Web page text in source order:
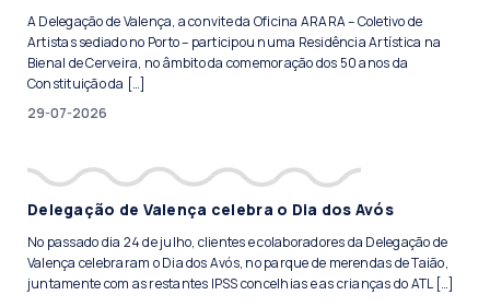
A Delegação de Valença, a convite da Oficina ARARA – Coletivo de
Artistas sediado no Porto – participou numa Residência Artística na
Bienal de Cerveira, no âmbito da comemoração dos 50 anos da
Constituição da […]
29-07-2026
Delegação de Valença celebra o Dia dos Avós
No passado dia 24 de julho, clientes e colaboradores da Delegação de
Valença celebraram o Dia dos Avós, no parque de merendas de Taião,
juntamente com as restantes IPSS concelhias e as crianças do ATL […]